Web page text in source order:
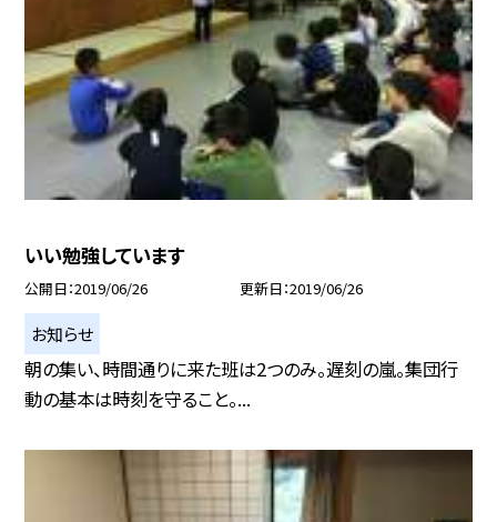
いい勉強しています
公開日 2019/06/26 更新日 2019/06/26
お知らせ
朝の集い、時間通りに来た班は2つのみ。遅刻の嵐。集団行
動の基本は時刻を守ること。...